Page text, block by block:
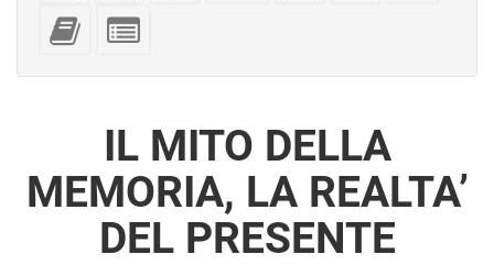
Aggiungi
questo
all'impaginatore
per
IL MITO DELLA
MEMORIA, LA REALTA’
DEL PRESENTE